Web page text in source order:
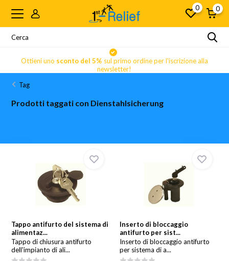
0 0
Ottieni uno sconto del 5% sul primo ordine per l'iscrizione alla
newsletter!
Tag
Prodotti taggati con Dienstahlsicherung
Tappo antifurto del sistema di
alimentaz...
Tappo di chiusura antifurto
dell'impianto di ali...
Inserto di bloccaggio
antifurto per sist...
Inserto di bloccaggio antifurto
per sistema di a...